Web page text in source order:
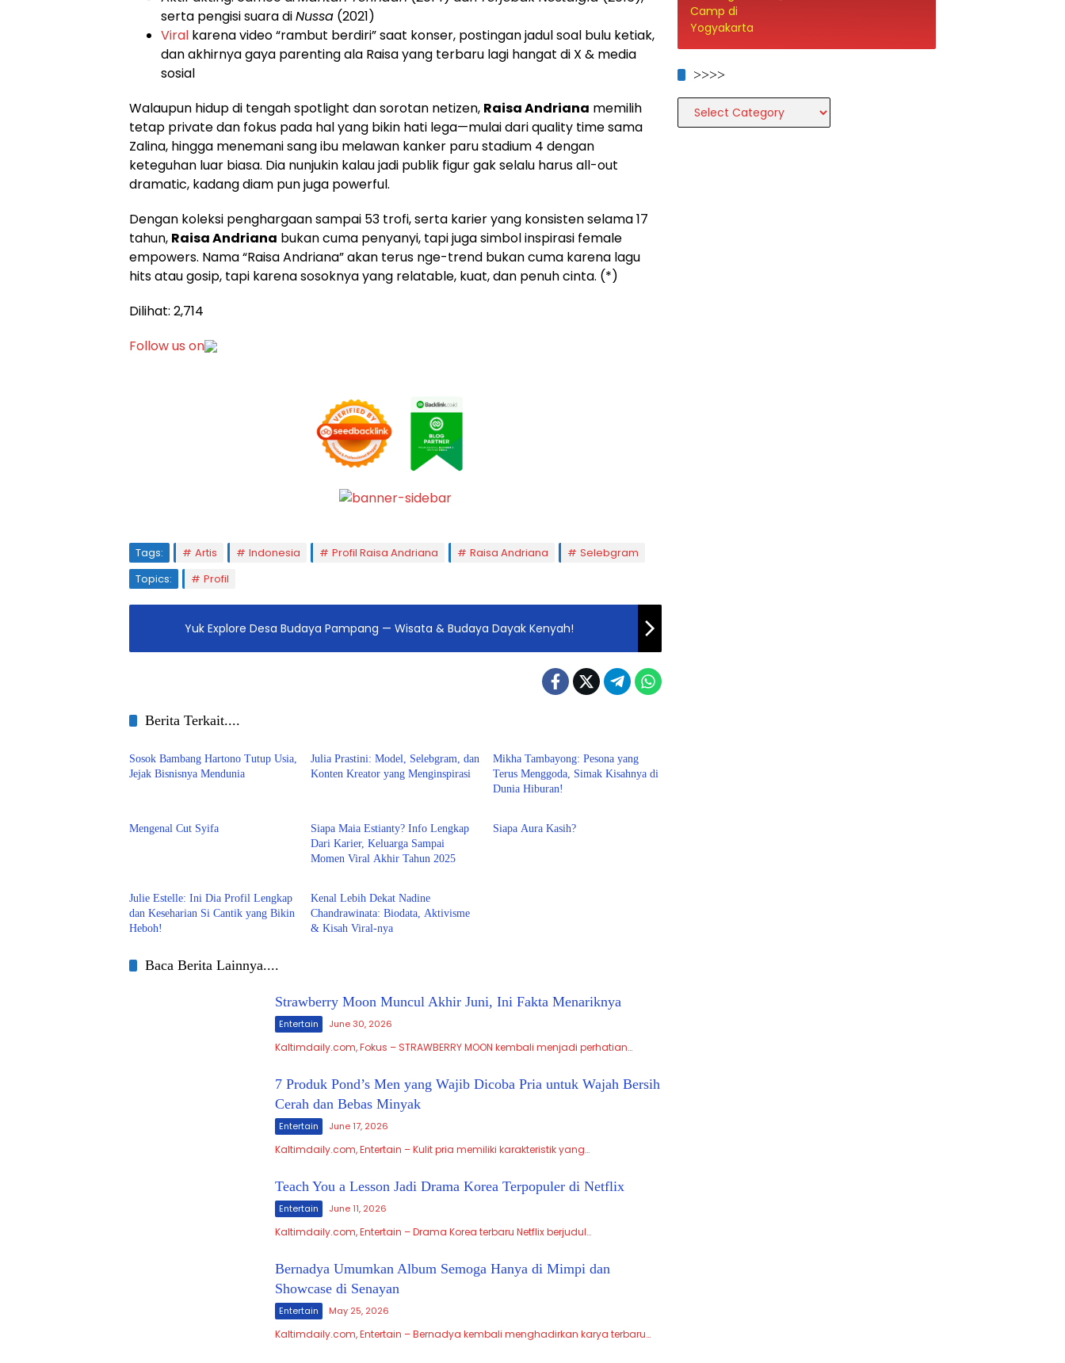
serta pengisi suara diNussa (2021)
Viral karena video “rambut berdiri” saat konser, postingan jadul soal bulu ketiak,
dan akhirnya gaya parenting ala Raisa yang terbaru lagi hangat di X & media
sosial
Walaupun hidup di tengah spotlight dan sorotan netizen, Raisa Andriana memilih
tetap private dan fokus pada hal yang bikin hati lega—mulai dari quality time sama
Zalina, hingga menemani sang ibu melawan kanker paru stadium 4 dengan
keteguhan luar biasa. Dia nunjukin kalau jadi publik figur gak selalu harus all-out
dramatic, kadang diam pun juga powerful.
Dengan koleksi penghargaan sampai 53 trofi, serta karier yang konsisten selama 17
tahun, Raisa Andriana bukan cuma penyanyi, tapi juga simbol inspirasi female
empowers. Nama “Raisa Andriana” akan terus nge-trend bukan cuma karena lagu
hits atau gosip, tapi karena sosoknya yang relatable, kuat, dan penuh cinta. (*)
Dilihat: 2,714
Follow us on
Tags: Artis Indonesia Profil Raisa Andriana Raisa Andriana
Selebgram
Topics:
Profil
Yuk Explore Desa Budaya Pampang — Wisata & Budaya Dayak Kenyah!
Berita Terkait....
Entertain
Sosok Bambang Hartono Tutup Usia,
Jejak Bisnisnya Mendunia
Julia Prastini: Model, Selebgram, dan
Konten Kreator yang Menginspirasi
Mikha Tambayong: Pesona yang
Terus Menggoda, Simak Kisahnya di
Dunia Hiburan!
Mengenal Cut Syifa
Siapa Maia Estianty? Info Lengkap
Dari Karier, Keluarga Sampai
Momen Viral Akhir Tahun 2025
Entertain
Siapa Aura Kasih?
Julie Estelle: Ini Dia Profil Lengkap
dan Keseharian Si Cantik yang Bikin
Heboh!
Entertain
Kenal Lebih Dekat Nadine
Chandrawinata: Biodata, Aktivisme
& Kisah Viral-nya
Baca Berita Lainnya....
Strawberry Moon Muncul Akhir Juni, Ini Fakta Menariknya
Entertain June 30, 2026
Kaltimdaily.com, Fokus – STRAWBERRY MOON kembali menjadi perhatian…
7 Produk Pond’s Men yang Wajib Dicoba Pria untuk Wajah Bersih
Cerah dan Bebas Minyak
Entertain June 17, 2026
Kaltimdaily.com, Entertain – Kulit pria memiliki karakteristik yang…
Teach You a Lesson Jadi Drama Korea Terpopuler di Netflix
Entertain June 11, 2026
Kaltimdaily.com, Entertain – Drama Korea terbaru Netflix berjudul…
Bernadya Umumkan Album Semoga Hanya di Mimpi dan
Showcase di Senayan
Entertain May 25, 2026
Kaltimdaily.com, Entertain – Bernadya kembali menghadirkan karya terbaru…
>>>>
>>>>